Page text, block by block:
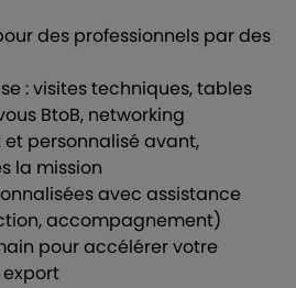
des professionnels par des
: visites techniques, tables
BtoB, networking
personnalisé avant,
la mission
avec assistance
accompagnement)
pour accélérer votre